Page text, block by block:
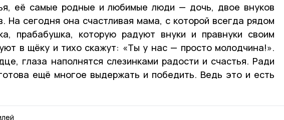
её самые родные и любимые люди — дочь, двое внуков
На сегодня она счастливая мама, с которой всегда рядом
прабабушка, которую радуют внуки и правнуки своим
в щёку и тихо скажут: «Ты у нас — просто молодчина!».
глаза наполнятся слезинками радости и счастья. Ради
ещё многое выдержать и победить. Ведь это и есть